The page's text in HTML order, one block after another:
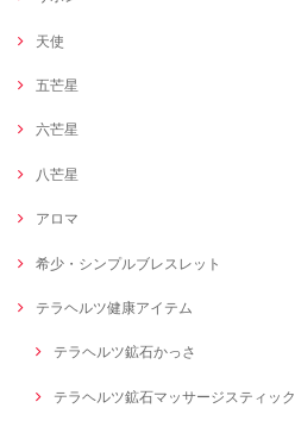
天使
五芒星
六芒星
八芒星
アロマ
希少・シンプルブレスレット
テラヘルツ健康アイテム
テラヘルツ鉱石かっさ
テラヘルツ鉱石マッサージスティック